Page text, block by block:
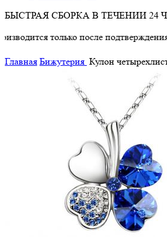
БЫСТРАЯ СБОРКА В ТЕЧЕНИИ 24
только после подтверждения
Главная Бижутерия Кулон